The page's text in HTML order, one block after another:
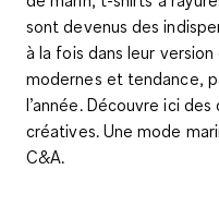
sont devenus des
à la fois dans leur
modernes et tendance,
l’année. Découvre ici
créatives. Une mode
C&A.